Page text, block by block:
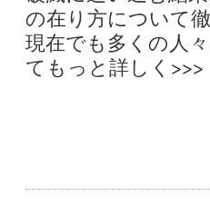
の在り方について
現在でも多くの人
てもっと詳しく>>>